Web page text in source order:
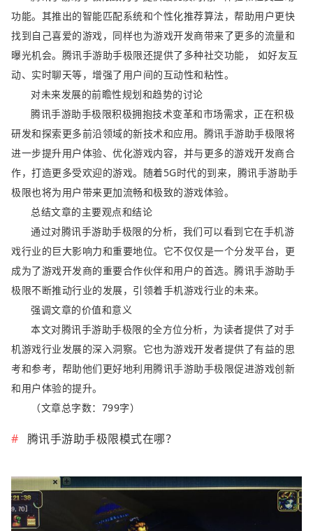
功能。其推出的智能匹配系统和个性化推荐算法，帮助用户更快
找到自己喜爱的游戏，同样也为游戏开发商带来了更多的流量和
曝光机会。腾讯手游助手极限还提供了多种社交功能， 如好友互
动、实时聊天等，增强了用户间的互动性和粘性。
对未来发展的前瞻性规划和趋势的讨论
腾讯手游助手极限积极拥抱技术变革和市场需求，正在积极
研发和探索更多前沿领域的新技术和应用。腾讯手游助手极限将
进一步提升用户体验、优化游戏内容，并与更多的游戏开发商合
作，打造更多受欢迎的游戏。随着5G时代的到来，腾讯手游助手
极限也将为用户带来更加流畅和极致的游戏体验。
总结文章的主要观点和结论
通过对腾讯手游助手极限的分析，我们可以看到它在手机游
戏行业的巨大影响力和重要地位。它不仅仅是一个分发平台，更
成为了游戏开发商的重要合作伙伴和用户的首选。腾讯手游助手
极限不断推动行业的发展，引领着手机游戏行业的未来。
强调文章的价值和意义
本文对腾讯手游助手极限的全方位分析，为读者提供了对手
机游戏行业发展的深入洞察。它也为游戏开发者提供了有益的思
考和参考，帮助他们更好地利用腾讯手游助手极限促进游戏创新
和用户体验的提升。
（文章总字数：799字）
腾讯手游助手极限模式在哪？